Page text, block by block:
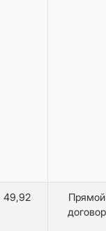
49,92
Прямой
договор